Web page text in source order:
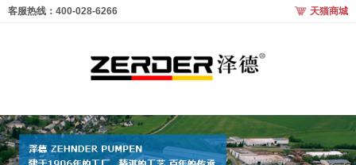
客服热线：400-028-6266 天猫商城